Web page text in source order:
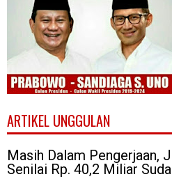
ARTIKEL UNGGULAN
Masih Dalam Pengerjaan,
Senilai Rp. 40,2 Miliar